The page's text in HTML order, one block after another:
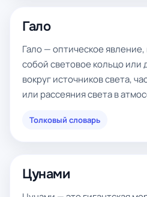
Гало
Гало — оптическое
собой световое кольцо или
вокруг источников света,
или рассеяния света в
Толковый словарь
Цунами